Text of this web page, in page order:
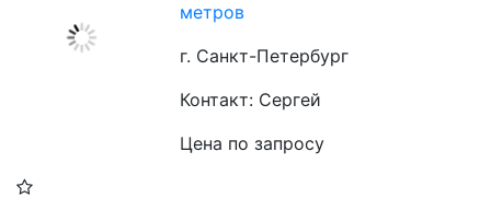
метров
г. Санкт-Петербург
Контакт: Сергей
Цена по запросу